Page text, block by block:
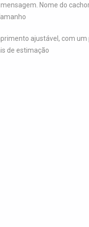
Nome do
ajustável, com um
de estimação